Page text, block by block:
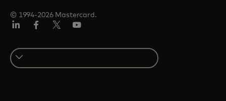
© 1994-2026 Mastercard.
Select
a
country